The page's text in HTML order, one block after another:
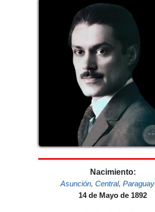
Nacimiento:
Asunción, Central, Paraguay
14 de Mayo de 1892